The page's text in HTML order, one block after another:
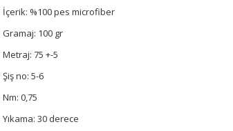
İçerik: %100 pes microfiber
Gramaj: 100 gr
Metraj: 75 +-5
Şiş no: 5-6
Nm: 0,75
Yıkama: 30 derece